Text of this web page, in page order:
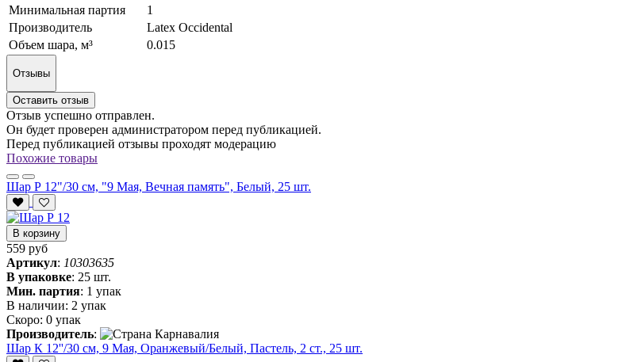
Минимальная партия
1
Производитель
Latex Occidental
Объем шара, м³
0.015
Отзывы
Оставить отзыв
Отзыв успешно отправлен.
Он будет проверен администратором перед публикацией.
Перед публикацией отзывы проходят модерацию
Похожие товары
Шар Р 12"/30 см, "9 Мая, Вечная память", Белый, 25 шт.
В корзину
559 руб
Артикул: 10303635
В упаковке: 25 шт.
Мин. партия: 1 упак
В наличии: 2 упак
Скоро: 0 упак
Производитель:
Шар К 12''/30 см, 9 Мая, Оранжевый/Белый, Пастель, 2 ст., 25 шт.